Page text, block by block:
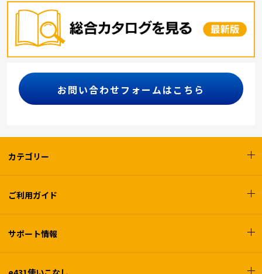
お問い合わせフォームはこちら
カテゴリー
ご利用ガイド
サポート情報